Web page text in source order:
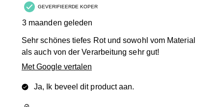
GEVERIFIEERDE KOPER
3 maanden geleden
Sehr schönes tiefes Rot und sowohl vom Material
als auch von der Verarbeitung sehr gut!
Met Google vertalen
Ja, Ik beveel dit product aan.